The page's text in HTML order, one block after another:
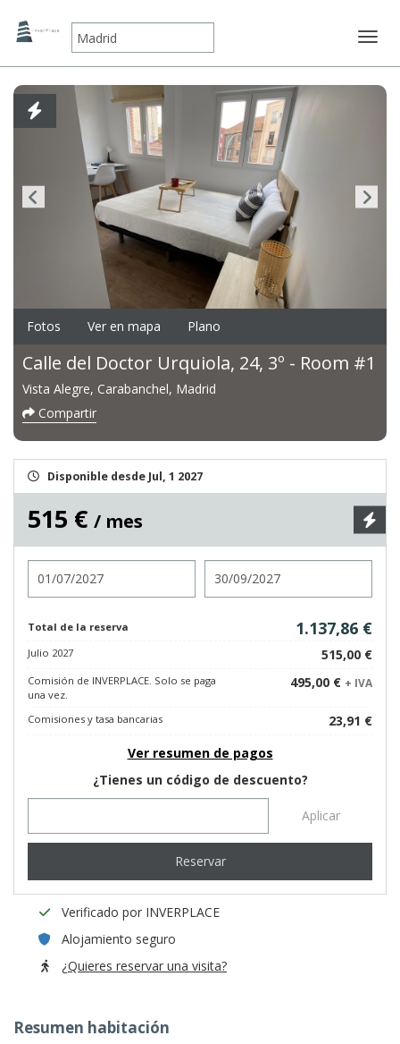
Fotos Ver en mapa Plano
Calle del Doctor Urquiola, 24, 3º - Room #1
Vista Alegre, Carabanchel, Madrid
Compartir
Disponible desde Jul, 1 2027
515 € / mes
Total de la reserva 1.137,86 €
Julio 2027 515,00 €
Comisión de INVERPLACE. Solo se paga
una vez.
495,00 € + IVA
Comisiones y tasa bancarias
23,91 €
Ver resumen de pagos
¿Tienes un código de descuento?
Aplicar
Reservar
Verificado por INVERPLACE
Alojamiento seguro
¿Quieres reservar una visita?
Resumen habitación